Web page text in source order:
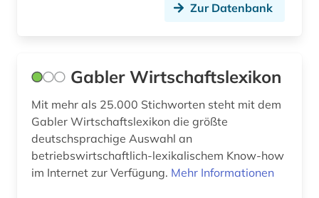
nordafrika (1)
online-publikation (1)
organisation (1)
ostasien (1)
Zur Datenbank
Gabler Wirtschaftslexikon
Mit mehr als 25.000 Stichworten steht mit dem
Gabler Wirtschaftslexikon die größte
deutschsprachige Auswahl an
betriebswirtschaftlich-lexikalischem Know-how
im Internet zur Verfügung. Mehr Informationen